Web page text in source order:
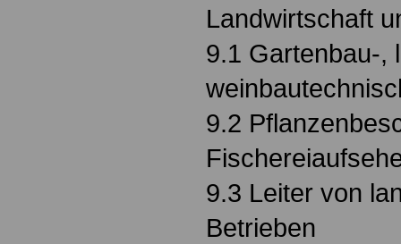
Landwirtschaft
9.1 Gartenbau-,
9.2
9.3 Leiter von
Betrieben